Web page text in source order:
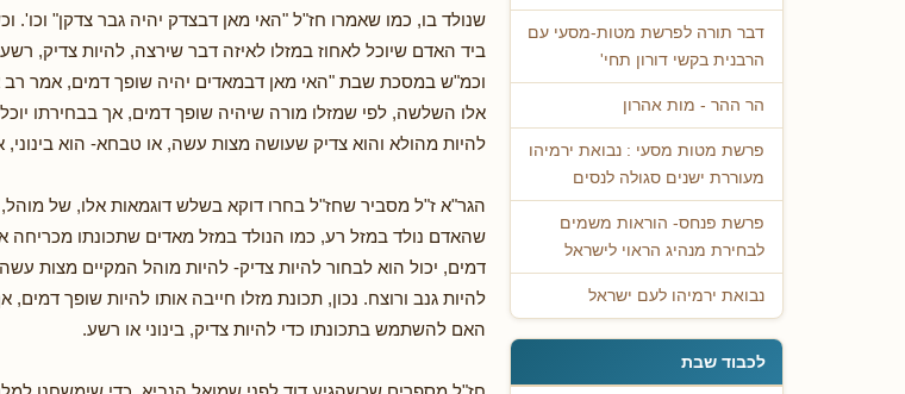
דבר תורה לפרשת מטות-מסעי עם
הרבנית בקשי דורון תחי'
הר ההר - מות אהרון
פרשת מטות מסעי : נבואת ירמיהו
מעוררת ישנים סגולה לנסים
פרשת פנחס- הוראות משמים
לבחירת מנהיג הראוי לישראל
נבואת ירמיהו לעם ישראל
לכבוד שבת
שנולד בו, כמו שאמרו חז"ל "האי מאן דבצדק יהיה גבר צדקן" וכו'.
ביד האדם שיוכל לאחוז במזלו לאיזה דבר שירצה, להיות צדיק, רשע
וכמ"ש במסכת שבת "האי מאן דבמאדים יהיה שופך דמים, אמר רב
אלו השלשה, לפי שמזלו מורה שיהיה שופך דמים, אך בבחירתו
להיות מהולא והוא צדיק שעושה מצות עשה, או טבחא- הוא בינוני,
הגר"א ז"ל מסביר שחז"ל בחרו דוקא בשלש דוגמאות אלו, של
שהאדם נולד במזל רע, כמו הנולד במזל מאדים שתכונתו מכריחה
דמים, יכול הוא לבחור להיות צדיק- להיות מוהל המקיים מצות
להיות גנב ורוצח. נכון, תכונת מזלו חייבה אותו להיות שופך דמים,
האם להשתמש בתכונתו כדי להיות צדיק, בינוני או רשע.